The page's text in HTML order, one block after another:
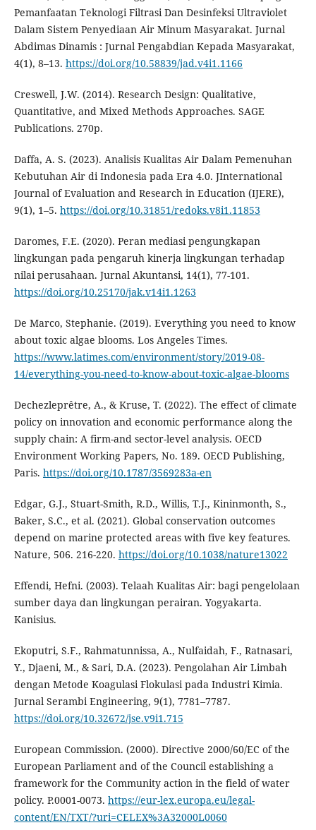
Pemanfaatan Teknologi Filtrasi Dan Desinfeksi Ultraviolet
Dalam Sistem Penyediaan Air Minum Masyarakat. Jurnal
Abdimas Dinamis : Jurnal Pengabdian Kepada Masyarakat,
4(1), 8–13. https://doi.org/10.58839/jad.v4i1.1166
Creswell, J.W. (2014). Research Design: Qualitative,
Quantitative, and Mixed Methods Approaches. SAGE
Publications. 270p.
Daffa, A. S. (2023). Analisis Kualitas Air Dalam Pemenuhan
Kebutuhan Air di Indonesia pada Era 4.0. JInternational
Journal of Evaluation and Research in Education (IJERE),
9(1), 1–5. https://doi.org/10.31851/redoks.v8i1.11853
Daromes, F.E. (2020). Peran mediasi pengungkapan
lingkungan pada pengaruh kinerja lingkungan terhadap
nilai perusahaan. Jurnal Akuntansi, 14(1), 77-101.
https://doi.org/10.25170/jak.v14i1.1263
De Marco, Stephanie. (2019). Everything you need to know
about toxic algae blooms. Los Angeles Times.
https://www.latimes.com/environment/story/2019-08-
14/everything-you-need-to-know-about-toxic-algae-blooms
Dechezleprêtre, A., & Kruse, T. (2022). The effect of climate
policy on innovation and economic performance along the
supply chain: A firm-and sector-level analysis. OECD
Environment Working Papers, No. 189. OECD Publishing,
Paris. https://doi.org/10.1787/3569283a-en
Edgar, G.J., Stuart-Smith, R.D., Willis, T.J., Kininmonth, S.,
Baker, S.C., et al. (2021). Global conservation outcomes
depend on marine protected areas with five key features.
Nature, 506. 216-220. https://doi.org/10.1038/nature13022
Effendi, Hefni. (2003). Telaah Kualitas Air: bagi pengelolaan
sumber daya dan lingkungan perairan. Yogyakarta.
Kanisius.
Ekoputri, S.F., Rahmatunnissa, A., Nulfaidah, F., Ratnasari,
Y., Djaeni, M., & Sari, D.A. (2023). Pengolahan Air Limbah
dengan Metode Koagulasi Flokulasi pada Industri Kimia.
Jurnal Serambi Engineering, 9(1), 7781–7787.
https://doi.org/10.32672/jse.v9i1.715
European Commission. (2000). Directive 2000/60/EC of the
European Parliament and of the Council establishing a
framework for the Community action in the field of water
policy. P.0001-0073. https://eur-lex.europa.eu/legal-
content/EN/TXT/?uri=CELEX%3A32000L0060